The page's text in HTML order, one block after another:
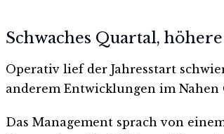
Schwaches Quartal,
Operativ lief der Jahresstart
anderem Entwicklungen im
Das Management sprach von